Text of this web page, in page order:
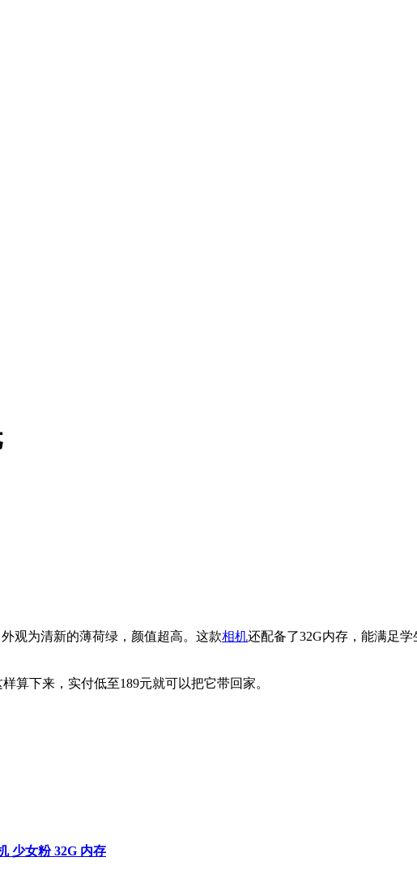
观为清新的薄荷绿，颜值超高。这款相机还配备了32G内存，能满足
算下来，实付低至189元就可以把它带回家。
少女粉 32G 内存